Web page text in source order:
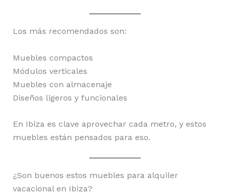
Los más recomendados son:
Muebles compactos
Módulos verticales
Muebles con almacenaje
Diseños ligeros y funcionales
En Ibiza es clave aprovechar cada metro, y estos
muebles están pensados para eso.
¿Son buenos estos muebles para alquiler
vacacional en Ibiza?